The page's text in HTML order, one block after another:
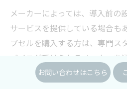
メーカーによっては、導入前の
サービスを提供している場合も
プセルを購入する方は、専門ス
バイスが受けられるメーカー
期間利用できます。
お問い合わせはこちら